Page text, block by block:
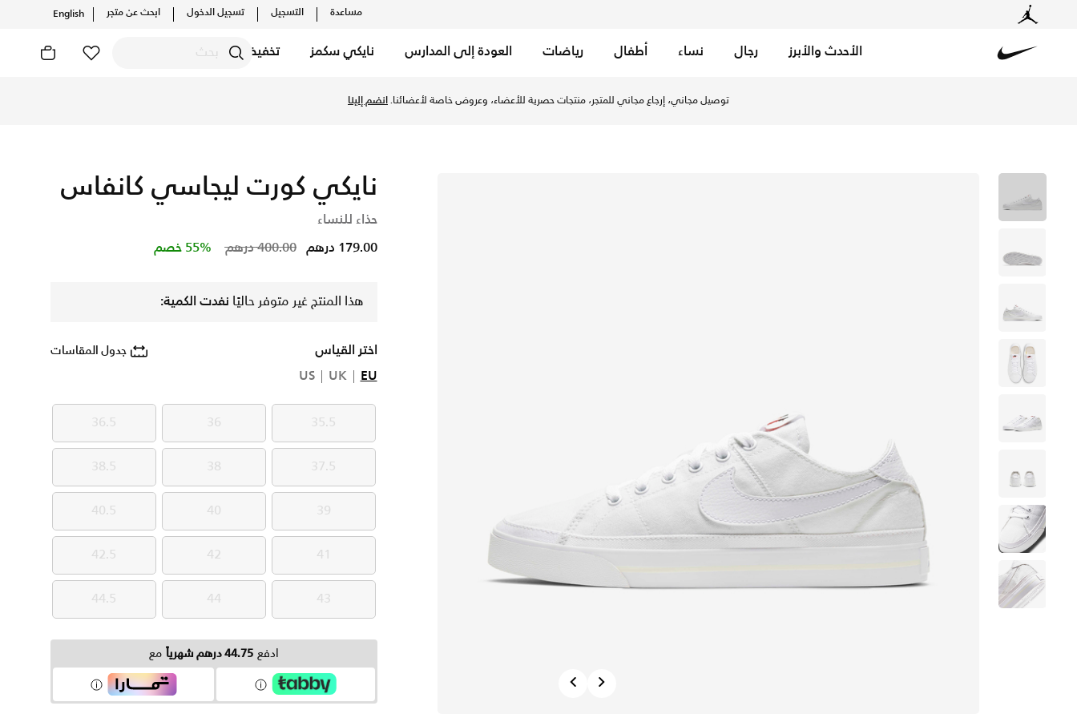
مساعدة التسجيل تسجيل الدخول ابحث عن متجر English
الأحدث والأبرز رجال نساء أطفال رياضات العودة إلى المدارس نايكي سكمز تخفيضات
توصيل مجاني، إرجاع مجاني للمتجر، منتجات حصرية للأعضاء، وعروض خاصة لأعضائنا.انضم إلينا
Next
نايكي كورت ليجاسي كانفاس
حذاء للنساء
Price reduced from
400.00 درهم to 179.00 درهم 55% خصم
هذا المنتج غير متوفر حاليًا نفدت الكمية:
اختر القياس جدول المقاسات
EU
UK
US
35.5
35.5
36
36
36.5
36.5
37.5
37.5
38
38
38.5
38.5
39
39
40
40
40.5
40.5
41
41
42
42
42.5
42.5
43
43
44
44
44.5
44.5
ادفع 44.75 درهم شهرياً مع